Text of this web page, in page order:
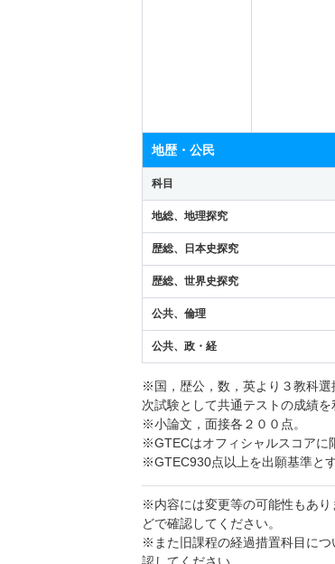
地歴・公民
科目
地総、地理探究
歴総、日本史探究
歴総、世界史探究
公共、倫理
公共、政・経
※国，歴公，数，英より３教科選
次試験として共通テストの成績を
※小論文，面接各２００点。
※GTECはオフィシャルスコアに
※GTEC930点以上を出願基準と
※内容には変更等の可能性もあ
どで確認してください。
※また旧課程の経過措置科目に
認してください。